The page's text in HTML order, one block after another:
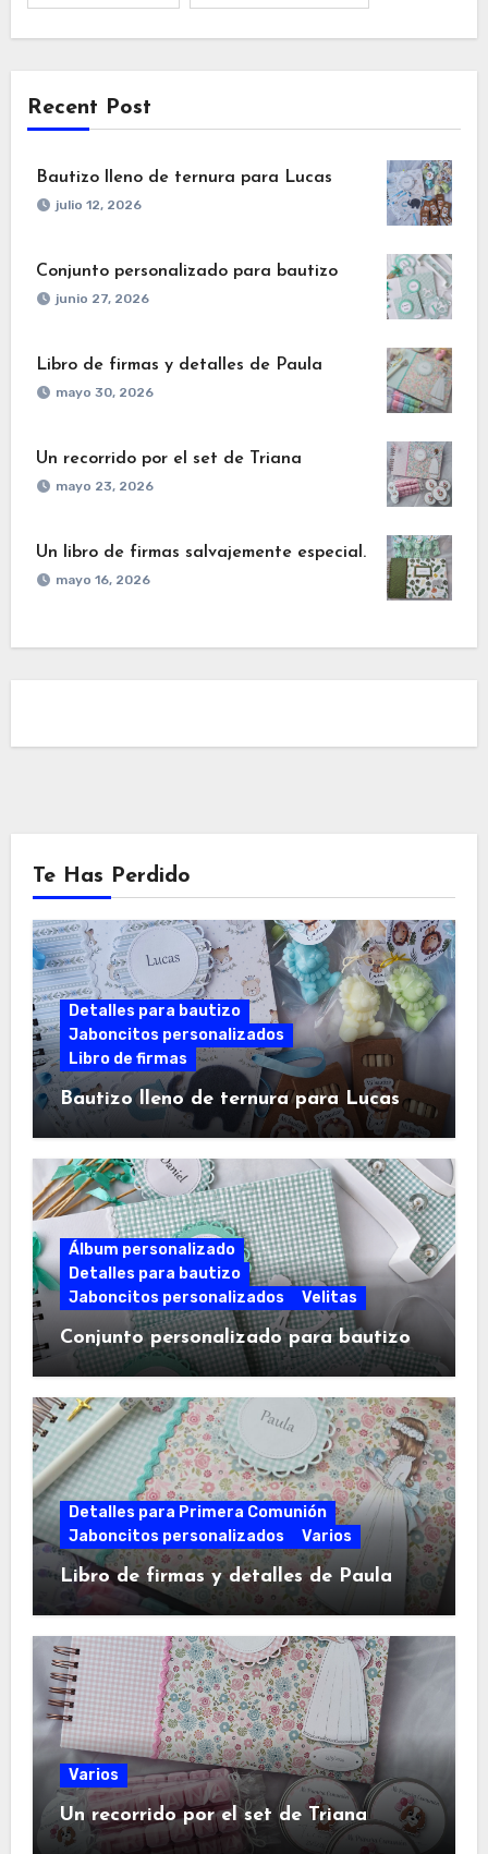
Recent Post
Bautizo lleno de ternura para Lucas
julio 12, 2026
Conjunto personalizado para bautizo
junio 27, 2026
Libro de firmas y detalles de Paula
mayo 30, 2026
Un recorrido por el set de Triana
mayo 23, 2026
Un libro de firmas salvajemente especial.
mayo 16, 2026
Te Has Perdido
Detalles para bautizo
Jaboncitos personalizados
Libro de firmas
Bautizo lleno de ternura para Lucas
Álbum personalizado
Detalles para bautizo
Jaboncitos personalizados
Velitas
Conjunto personalizado para bautizo
Detalles para Primera Comunión
Jaboncitos personalizados
Varios
Libro de firmas y detalles de Paula
Varios
Un recorrido por el set de Triana